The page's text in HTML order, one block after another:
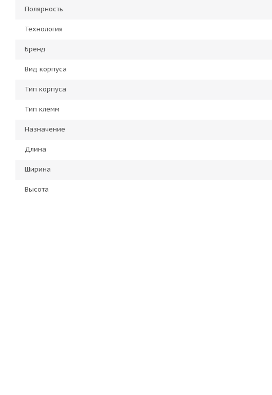
Полярность
Технология
Бренд
Вид корпуса
Тип корпуса
Тип клемм
Назначение
Длина
Ширина
Высота